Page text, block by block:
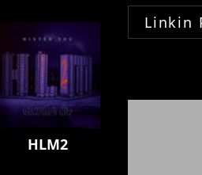
HLM2
Linkin